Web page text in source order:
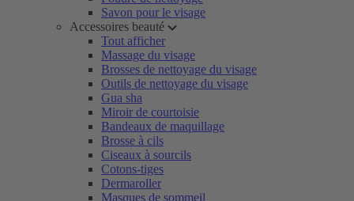
Savon pour le visage
Accessoires beauté
Tout afficher
Massage du visage
Brosses de nettoyage du visage
Outils de nettoyage du visage
Gua sha
Miroir de courtoisie
Bandeaux de maquillage
Brosse à cils
Ciseaux à sourcils
Cotons-tiges
Dermaroller
Masques de sommeil